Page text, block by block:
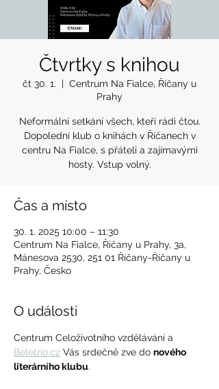
Čtvrtky s knihou
čt 30. 1.
  |
Centrum Na Fialce, Říčany u
Prahy
Neformální setkání všech, kteří rádi čtou.
Dopolední klub o knihách v Říčanech v
centru Na Fialce, s přáteli a zajímavými
hosty. Vstup volný.
Čas a místo
30. 1. 2025 10:00 – 11:30
Centrum Na Fialce, Říčany u Prahy, 3a,
Mánesova 2530, 251 01 Říčany-Říčany u
Prahy, Česko
O události
Centrum Celoživotního vzdělávání a
Beletrio.cz Vás srdečně zve do nového
literárního klubu.